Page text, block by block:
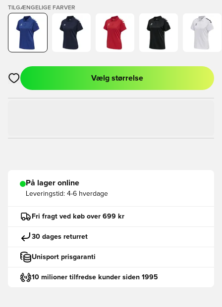
TILGÆNGELIGE FARVER
Åbner en Modal til at logge ind eller tilmelde dig som medlem
Vælg størrelse
På lager online
Leveringstid: 4-6 hverdage
Fri fragt ved køb over 699 kr
30 dages returret
Unisport prisgaranti
10 milioner tilfredse kunder siden 1995